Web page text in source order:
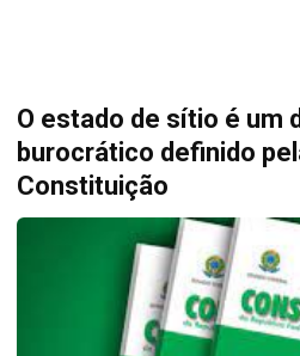
O estado de sítio é um
burocrático definido
Constituição